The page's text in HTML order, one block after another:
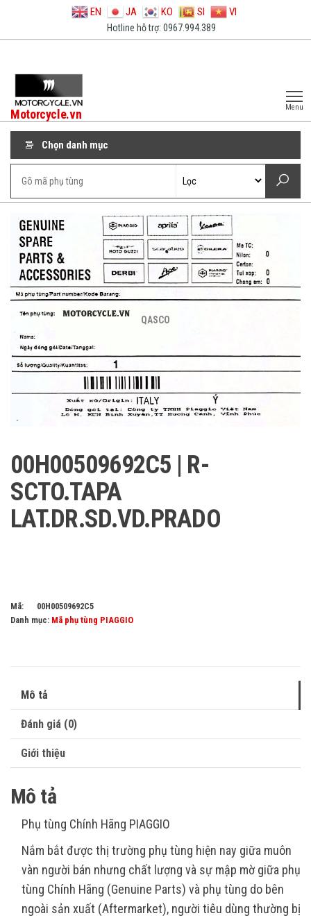
EN JA KO SI VI
Hotline hỗ trợ: 0967.994.389
Motorcycle.vn Menu
Chọn danh mục
QASCO
00H00509692C5 | R-
SCTO.TAPA
LAT.DR.SD.VD.PRADO
Mã:
00H00509692C5
Danh mục: Mã phụ tùng PIAGGIO
Mô tả
Đánh giá (0)
Giới thiệu
Mô tả
Phụ tùng Chính Hãng PIAGGIO
Nắm bắt được thị trường phụ tùng hiện nay giữa muôn
vàn người bán nhưng chất lượng và sự mập mờ giữa phụ
tùng Chính Hãng (Genuine Parts) và phụ tùng do bên
ngoài sản xuất (Aftermarket), người tiêu dùng thường bị